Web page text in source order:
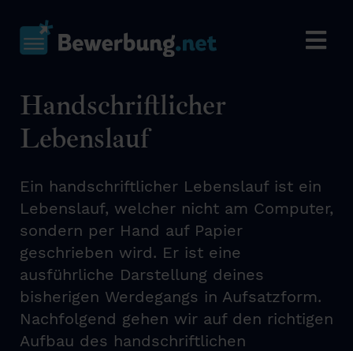
Handschriftlicher
Lebenslauf
Ein handschriftlicher Lebenslauf ist ein
Lebenslauf, welcher nicht am Computer,
sondern per Hand auf Papier
geschrieben wird. Er ist eine
ausführliche Darstellung deines
bisherigen Werdegangs in Aufsatzform.
Nachfolgend gehen wir auf den richtigen
Aufbau des handschriftlichen